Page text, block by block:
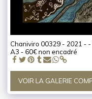
Chaniviro 00329 - 2021 -
A3 - 60€ non encadré
VOIR LA GALERIE